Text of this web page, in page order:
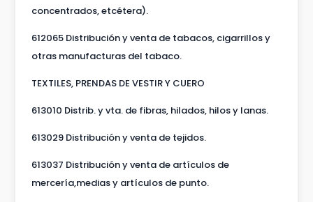
concentrados, etcétera).
612065 Distribución y venta de tabacos, cigarrillos y
otras manufacturas del tabaco.
TEXTILES, PRENDAS DE VESTIR Y CUERO
613010 Distrib. y vta. de fibras, hilados, hilos y lanas.
613029 Distribución y venta de tejidos.
613037 Distribución y venta de artículos de
mercería,medias y artículos de punto.